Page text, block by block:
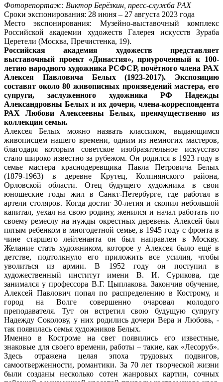
Фоторепортаж: Виктор Берёзкин, пресс-служба РАХ
Сроки экспонирования: 28 июня – 27 августа 2023 года
Место экспонирования: Музейно-выставочный комплекс
Российской академии художеств Галерея искусств Зураба
Церетели (Москва, Пречистенка, 19).
Российская академия художеств представляет
выставочный проект «Династия», приуроченный к 100-
летию народного художника РСФСР, почётного члена РАХ
Алексея Павловича Белых (1923-2017). Экспозицию
составят около 80 живописных произведений мастера, его
супруги, заслуженного художника РФ Надежды
Александровны Белых и их дочери, члена-корреспондента
РАХ Любови Алексеевны Белых, преимущественно из
коллекции семьи.
Алексея Белых можно назвать классиком, выдающимся
живописцем нашего времени, одним из немногих мастеров,
благодаря которым советское изобразительное искусство
стало широко известно за рубежом. Он родился в 1923 году в
семье мастера краснодеревщика Павла Петровича Белых
(1879-1963) в деревне Крутец, Колпнянского района,
Орловской области. Отец будущего художника в свои
юношеские годы жил в Санкт-Петербурге, где работал в
артели столяров. Когда достиг 30-летия и скопил небольшой
капитал, уехал на свою родину, женился и начал работать по
своему ремеслу на нужды окрестных деревень. Алексей был
пятым ребенком в многодетной семье, в 1945 году с фронта в
чине старшего лейтенанта он был направлен в Москву.
Желание стать художником, которое у Алексея было ещё в
детстве, подтолкнуло его приложить все усилия, чтобы
уволиться из армии. В 1952 году он поступил в
художественный институт имени В. И. Сурикова, где
занимался у профессора В.Г. Цыплакова. Закончив обучение,
Алексей Павлович попал по распределению в Кострому, и
город на Волге совершенно очаровал молодого
преподавателя. Тут он встретил свою будущую супругу
Надежду Соколову, у них родились дочери Вера и Любовь, -
так появилась семья художников Белых.
Именно в Костроме на свет появились его известные,
знаковые для своего времени, работы – такие, как «Лесоруб».
Здесь отражена целая эпоха трудовых подвигов,
самоотверженности, романтики. За 70 лет творческой жизни
были созданы несколько сотен жанровых картин, сочных